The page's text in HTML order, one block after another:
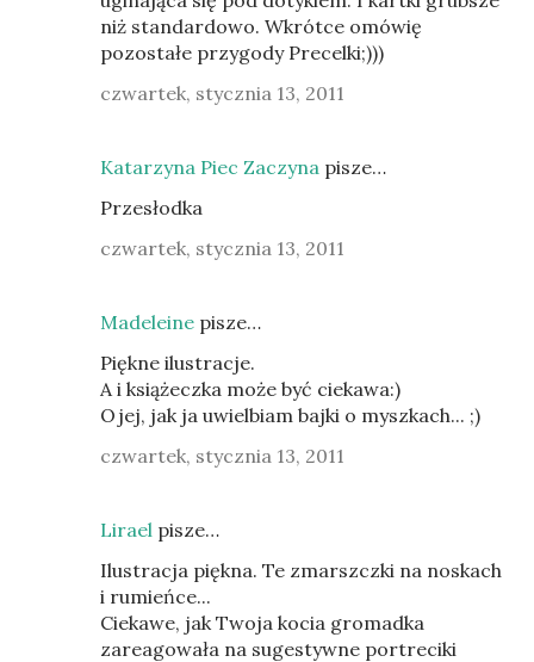
niż standardowo. Wkrótce omówię
pozostałe przygody Precelki;)))
czwartek, stycznia 13, 2011
Katarzyna Piec Zaczyna pisze…
Przesłodka
czwartek, stycznia 13, 2011
Madeleine pisze…
Piękne ilustracje.
A i książeczka może być ciekawa:)
Ojej, jak ja uwielbiam bajki o myszkach... ;)
czwartek, stycznia 13, 2011
Lirael pisze…
Ilustracja piękna. Te zmarszczki na noskach
i rumieńce...
Ciekawe, jak Twoja kocia gromadka
zareagowała na sugestywne portreciki